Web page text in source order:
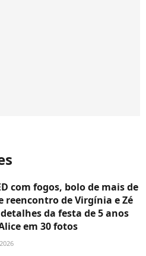
com fogos, bolo de mais de
reencontro de Virgínia e Zé
da festa de 5 anos
em 30 fotos